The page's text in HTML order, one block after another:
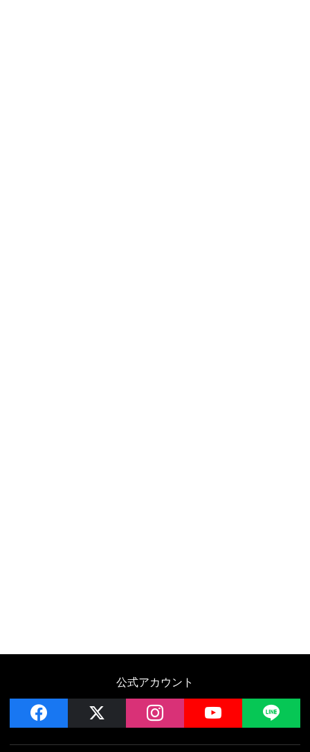
公式アカウント
facebook instagram YouTube